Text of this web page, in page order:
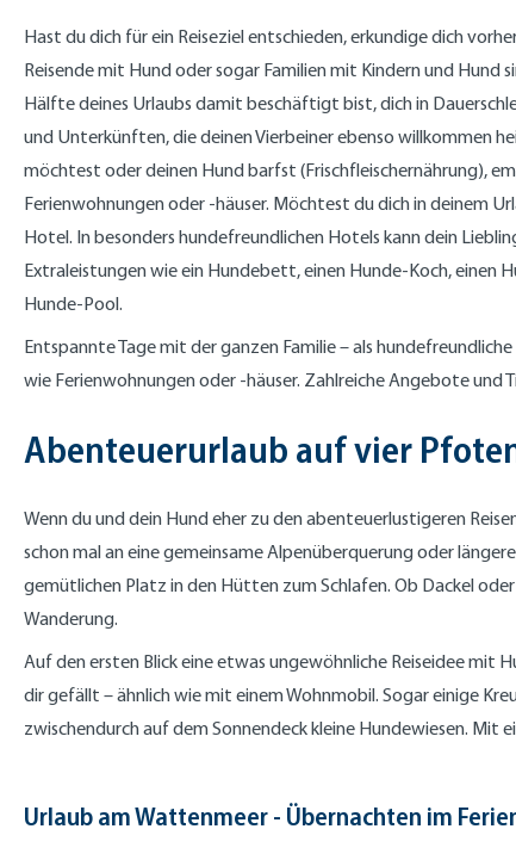
Hast du dich für ein Reiseziel entschieden, erkundige dich
Reisende mit Hund oder sogar Familien mit Kindern und
Hälfte deines Urlaubs damit beschäftigt bist, dich in
und Unterkünften, die deinen Vierbeiner ebenso willkommen
möchtest oder deinen Hund barfst (Frischfleischernährung),
Ferienwohnungen oder -häuser. Möchtest du dich in deinem
Hotel. In besonders hundefreundlichen Hotels kann dein
Extraleistungen wie ein Hundebett, einen Hunde-Koch, einen
Hunde-Pool.
Entspannte Tage mit der ganzen Familie – als
wie Ferienwohnungen oder -häuser. Zahlreiche Angebote
Abenteuerurlaub auf vier
Wenn du und dein Hund eher zu den abenteuerlustigeren
schon mal an eine gemeinsame Alpenüberquerung oder
gemütlichen Platz in den Hütten zum Schlafen. Ob Dackel
Wanderung.
Auf den ersten Blick eine etwas ungewöhnliche Reiseidee mit
dir gefällt – ähnlich wie mit einem Wohnmobil. Sogar einige
zwischendurch auf dem Sonnendeck kleine Hundewiesen. Mit
Urlaub am Wattenmeer - Übernachten im